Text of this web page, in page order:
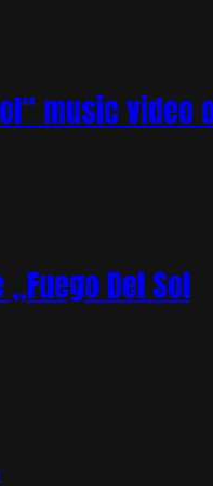
music video
Del Sol